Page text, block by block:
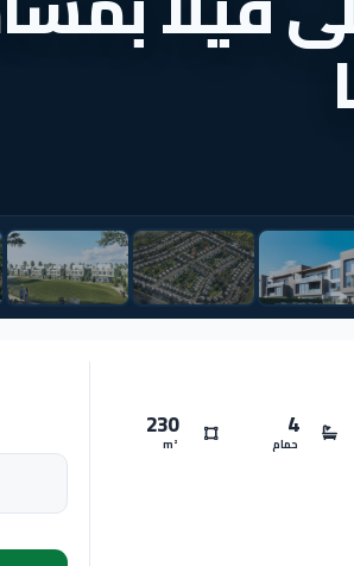
4
حمام
230
m²